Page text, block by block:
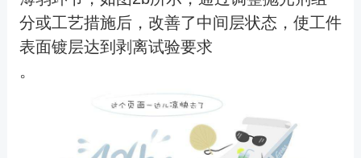
分或工艺措施后，改善了中间层状态，使工件
表面镀层达到剥离试验要求
。